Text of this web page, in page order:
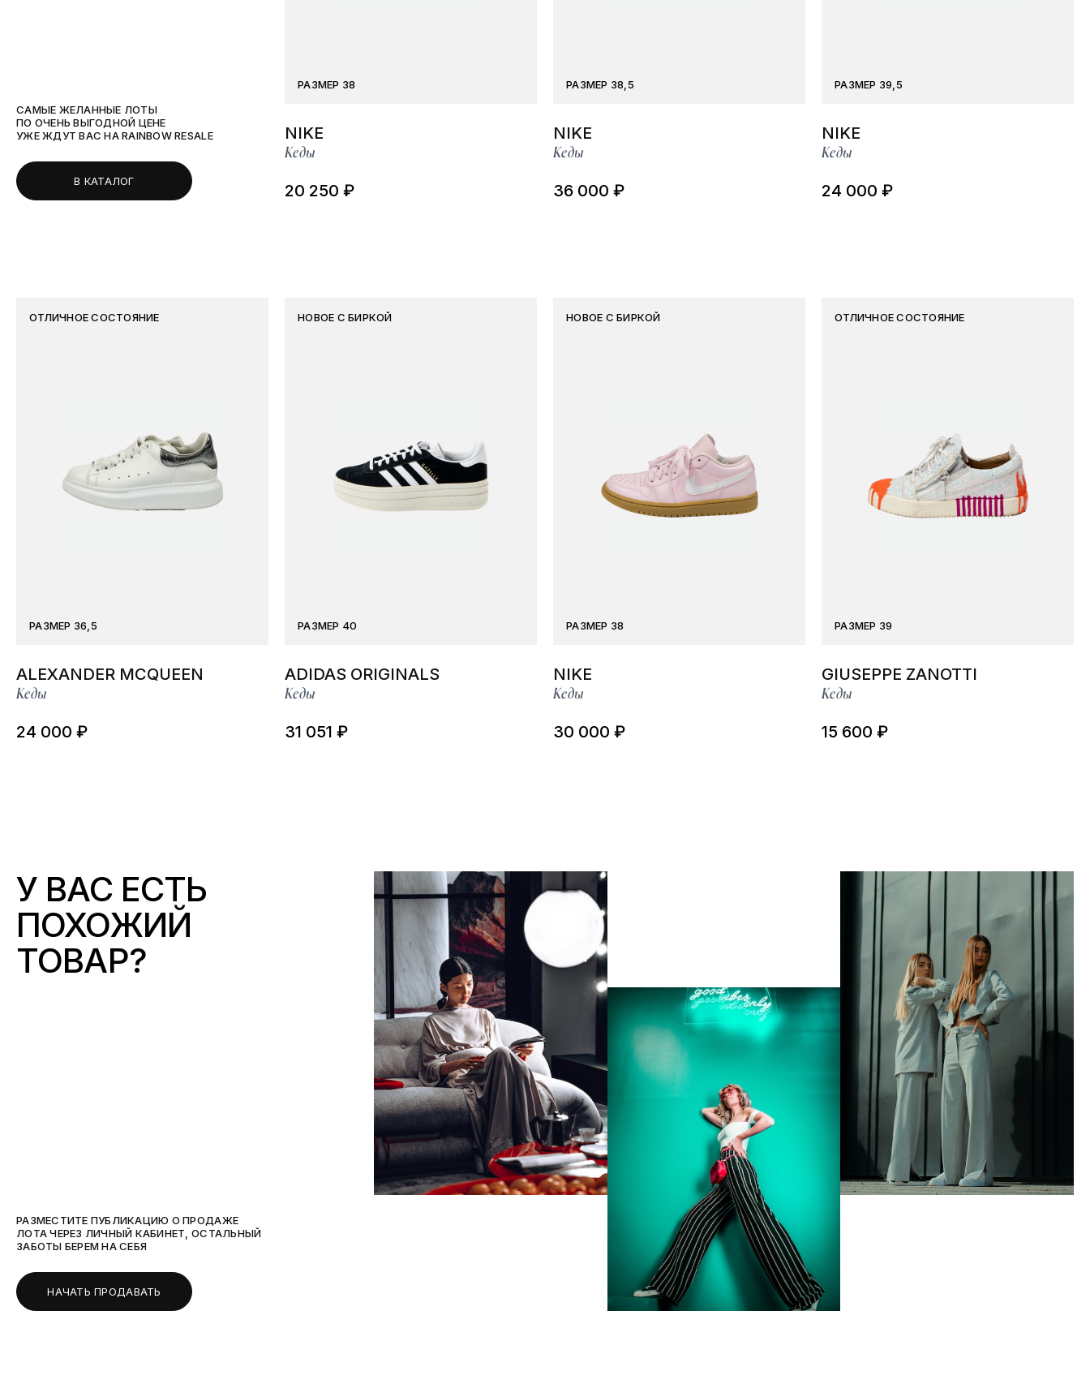
САМЫЕ ЖЕЛАННЫЕ ЛОТЫ
ПО ОЧЕНЬ ВЫГОДНОЙ ЦЕНЕ
УЖЕ ЖДУТ ВАС НА RAINBOW RESALE
В КАТАЛОГ
РАЗМЕР 38
NIKE
Кеды
20 250 ₽
РАЗМЕР 38,5
NIKE
Кеды
36 000 ₽
РАЗМЕР 39,5
NIKE
Кеды
24 000 ₽
ОТЛИЧНОЕ СОСТОЯНИЕ
РАЗМЕР 36,5
ALEXANDER MCQUEEN
Кеды
24 000 ₽
НОВОЕ С БИРКОЙ
РАЗМЕР 40
ADIDAS ORIGINALS
Кеды
31 051 ₽
НОВОЕ С БИРКОЙ
РАЗМЕР 38
NIKE
Кеды
30 000 ₽
ОТЛИЧНОЕ СОСТОЯНИЕ
РАЗМЕР 39
GIUSEPPE ZANOTTI
Кеды
15 600 ₽
У ВАС ЕСТЬ
ПОХОЖИЙ
ТОВАР?
РАЗМЕСТИТЕ ПУБЛИКАЦИЮ О ПРОДАЖЕ
ЛОТА ЧЕРЕЗ ЛИЧНЫЙ КАБИНЕТ, ОСТАЛЬНЫЙ
ЗАБОТЫ БЕРЕМ НА СЕБЯ
НАЧАТЬ ПРОДАВАТЬ